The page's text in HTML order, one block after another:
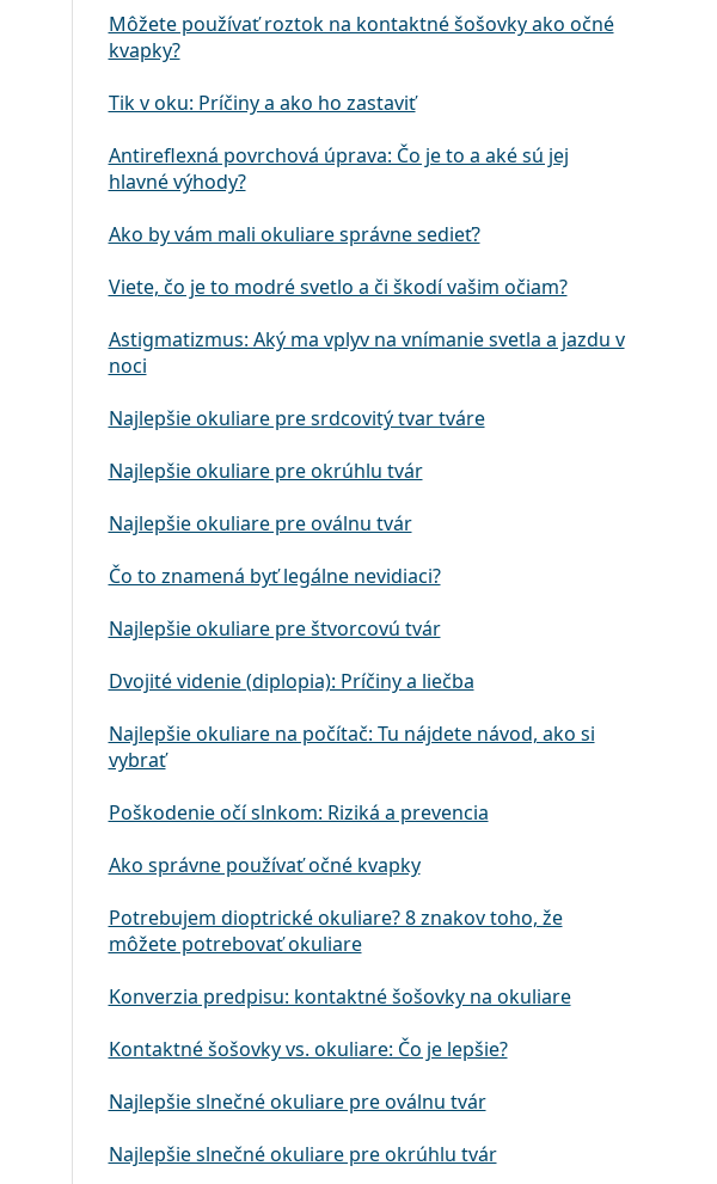
Môžete používať roztok na kontaktné šošovky ako očné
kvapky?
Tik v oku: Príčiny a ako ho zastaviť
Antireflexná povrchová úprava: Čo je to a aké sú jej
hlavné výhody?
Ako by vám mali okuliare správne sedieť?
Viete, čo je to modré svetlo a či škodí vašim očiam?
Astigmatizmus: Aký ma vplyv na vnímanie svetla a jazdu v
noci
Najlepšie okuliare pre srdcovitý tvar tváre
Najlepšie okuliare pre okrúhlu tvár
Najlepšie okuliare pre oválnu tvár
Čo to znamená byť legálne nevidiaci?
Najlepšie okuliare pre štvorcovú tvár
Dvojité videnie (diplopia): Príčiny a liečba
Najlepšie okuliare na počítač: Tu nájdete návod, ako si
vybrať
Poškodenie očí slnkom: Riziká a prevencia
Ako správne používať očné kvapky
Potrebujem dioptrické okuliare? 8 znakov toho, že
môžete potrebovať okuliare
Konverzia predpisu: kontaktné šošovky na okuliare
Kontaktné šošovky vs. okuliare: Čo je lepšie?
Najlepšie slnečné okuliare pre oválnu tvár
Najlepšie slnečné okuliare pre okrúhlu tvár